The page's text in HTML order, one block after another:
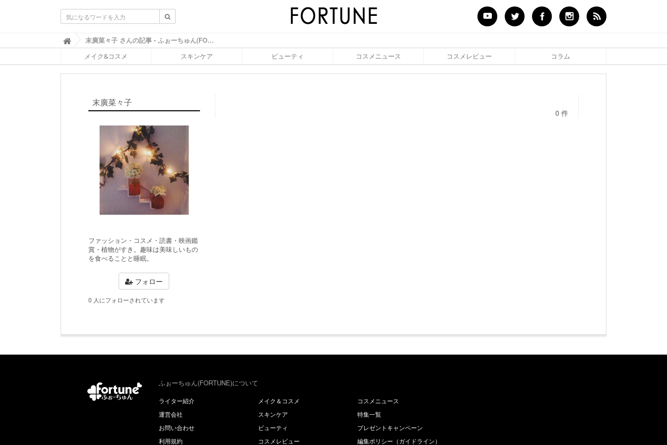
ふ
ぉ
ち
ゅ
末廣菜々子 さんの記事 - ふぉーちゅん(FORTUNE)
メイク&コスメ スキンケア ビューティ コスメニュース コスメレビュー コラム
末廣菜々子
ファッション・コスメ・読書・映画鑑
賞・植物がすき。趣味は美味しいもの
を食べることと睡眠。
フォロー
0 人にフォローされています
0 件
ふぉーちゅん(FORTUNE)について
ライター紹介
運営会社
お問い合わせ
利用規約
メイク＆コスメ
スキンケア
ビューティ
コスメレビュー
コスメニュース
特集一覧
プレゼントキャンペーン
編集ポリシー（ガイドライン）